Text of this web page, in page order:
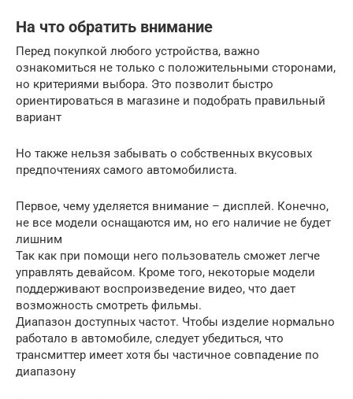
На что обратить внимание
Перед покупкой любого устройства, важно
ознакомиться не только с положительными сторонами,
но критериями выбора. Это позволит быстро
ориентироваться в магазине и подобрать правильный
вариант
Но также нельзя забывать о собственных вкусовых
предпочтениях самого автомобилиста.
Первое, чему уделяется внимание – дисплей. Конечно,
не все модели оснащаются им, но его наличие не будет
лишним
Так как при помощи него пользователь сможет легче
управлять девайсом. Кроме того, некоторые модели
поддерживают воспроизведение видео, что дает
возможность смотреть фильмы.
Диапазон доступных частот. Чтобы изделие нормально
работало в автомобиле, следует убедиться, что
трансмиттер имеет хотя бы частичное совпадение по
диапазону